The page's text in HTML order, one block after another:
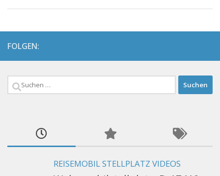
FOLGEN:
Suchen
REISEMOBIL STELLPLATZ VIDEOS